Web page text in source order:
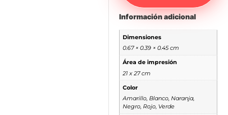
Información adicional
Dimensiones
0.67 × 0.39 × 0.45 cm
Área de impresión
21 x 27 cm
Color
Amarillo, Blanco, Naranja,
Negro, Rojo, Verde